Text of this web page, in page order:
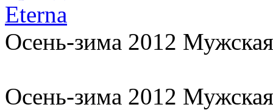
Eterna
Осень-зима 2012
Осень-зима 2012